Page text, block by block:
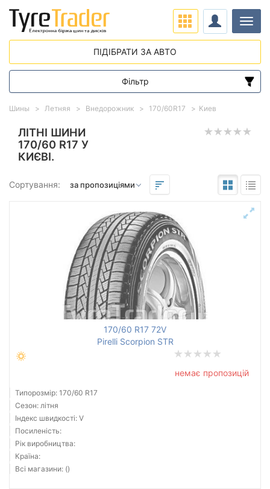
ЛІТНІ ШИНИ
170/60 R17 У
КИЄВІ.
Сортування:
170/60 R17 72V
Pirelli Scorpion STR
немає пропозицій
Типорозмір: 170/60 R17
Сезон: літня
Індекс швидкості: V
Посиленість:
Рік виробництва:
Країна:
Всі магазини: ()
Шины Летняя Внедорожник 170/60R17 Киев
ПІДІБРАТИ ЗА АВТО
Фільтр
Діапазон цін
від
Тип транспортного засобу
Посилена шина
Скинути